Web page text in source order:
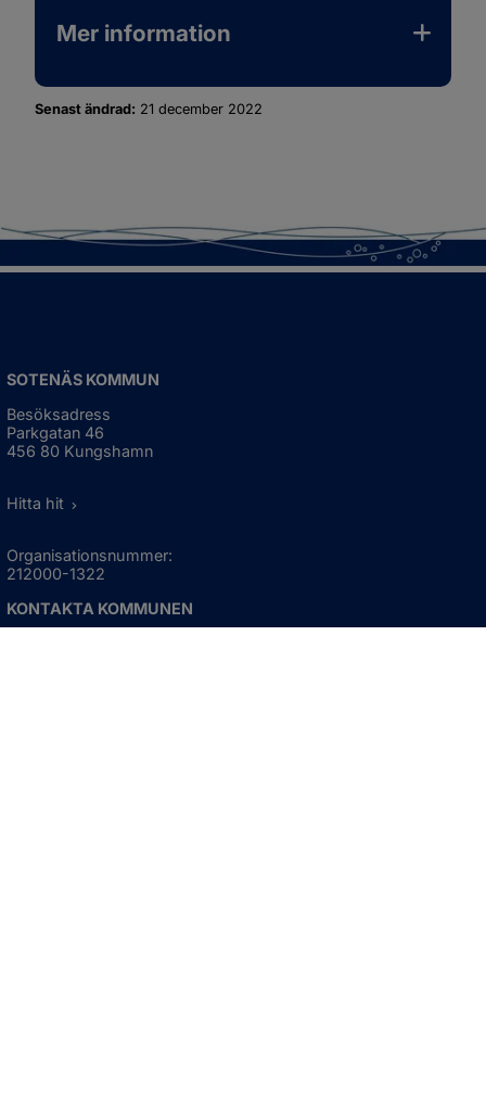
Mer information
Senast ändrad: 21 december 2022
SOTENÄS KOMMUN
Besöksadress
Parkgatan 46
456 80 Kungshamn
Hitta hit
Organisationsnummer:
212000-1322
KONTAKTA KOMMUNEN